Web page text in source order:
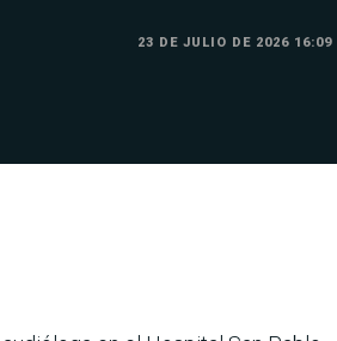
23 DE JULIO DE 2026 16:09